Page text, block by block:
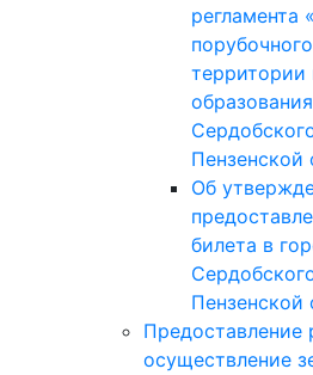
регламента
территории
Пензенской
Об
билета в
Пензенской
Предоставление
осуществление